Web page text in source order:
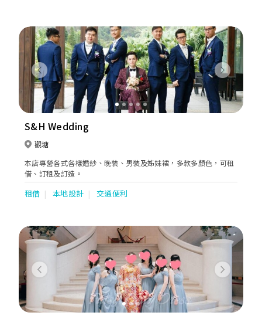
Previous Next
S&H Wedding
觀塘
本店專營各式各樣婚紗、晚裝、男裝及姊妹裙，多款多顏色，可租
借、訂租及訂造。
租借 本地設計 交通便利
Previous Next